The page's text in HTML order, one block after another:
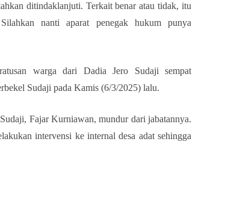
ditindaklanjuti. Terkait benar atau tidak, itu
nanti aparat penegak hukum punya
warga dari Dadia Jero Sudaji sempat
Sudaji pada Kamis (6/3/2025) lalu.
Fajar Kurniawan, mundur dari jabatannya.
intervensi ke internal desa adat sehingga